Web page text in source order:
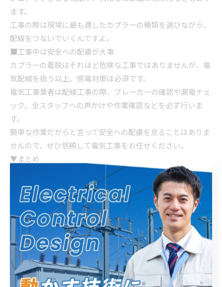
ます。
工事の際は現場に最も適したカプラーの種類を選びながら、
配線をつないでいくんですよ。
■工事中は安全への配慮が大事
カプラーの着脱はそれほど危険な工事ではありませんが、電
気配線を扱う以上、感電対策は必須です。
電気工事業者は配線工事の際、ブレーカーの確認や漏電チェ
ック、全スタッフへの声かけや作業確認などを必ず行いま
す。
簡単な作業だからと言って安全への配慮を怠ることはありま
せんので、ぜひ信頼して電気工事をお任せください。
▼まとめ
電気配線に使われるカプラーには、配線の太さや規格に応じ
ていろいろな種類があります。
中には防水用や高速配線など、機能を向上させるものもある
んですよ。
電気工事の現場では配線ごとに最適なカプラーの種類を選ん
だ上で、安全に配慮しながら作業を行います。
エムアイ電機 株式会社でも、配電設備や制御設備の設計や製
造、配置までを承っていますので、ご入用の際はぜひご相談
ください。